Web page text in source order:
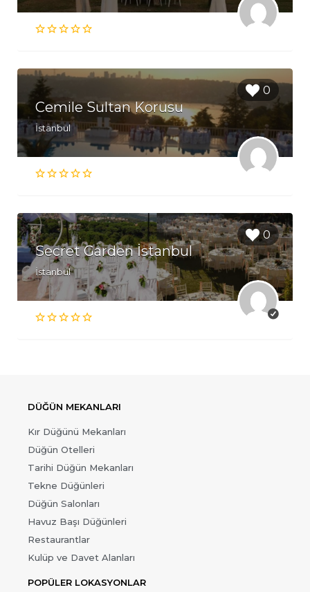
0
Cemile Sultan Korusu
İstanbul
0
Secret Garden İstanbul
İstanbul
DÜĞÜN MEKANLARI
Kır Düğünü Mekanları
Düğün Otelleri
Tarihi Düğün Mekanları
Tekne Düğünleri
Düğün Salonları
Havuz Başı Düğünleri
Restaurantlar
Kulüp ve Davet Alanları
POPÜLER LOKASYONLAR